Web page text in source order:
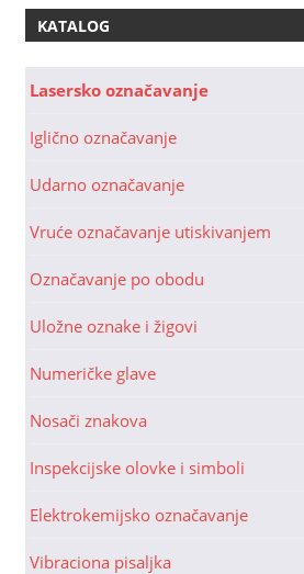
KATALOG
Lasersko označavanje
Iglično označavanje
Udarno označavanje
Vruće označavanje utiskivanjem
Označavanje po obodu
Uložne oznake i žigovi
Numeričke glave
Nosači znakova
Inspekcijske olovke i simboli
Elektrokemijsko označavanje
Vibraciona pisaljka